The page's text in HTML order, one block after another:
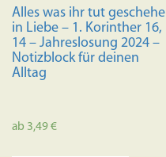
Alles was ihr tut geschehe
in Liebe – 1. Korinther 16,
14 – Jahreslosung 2024 –
Notizblock für deinen
Alltag
ab 3,49€